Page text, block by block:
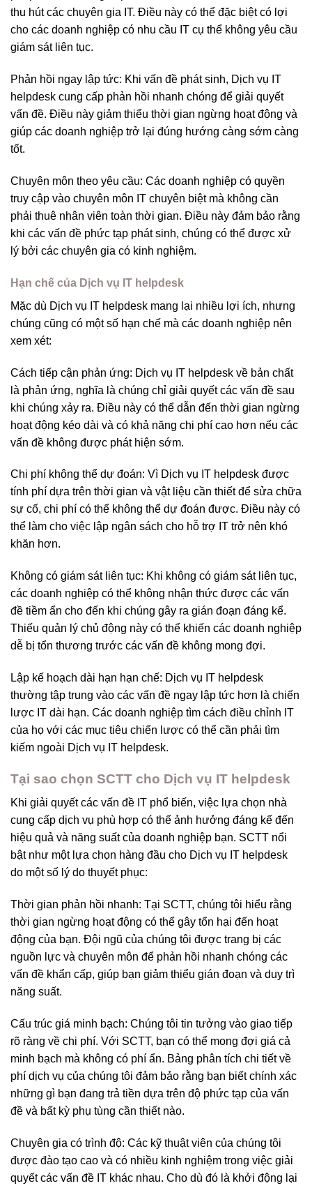
thu hút các chuyên gia IT. Điều này có thể đặc biệt có lợi
cho các doanh nghiệp có nhu cầu IT cụ thể không yêu cầu
giám sát liên tục.
Phản hồi ngay lập tức: Khi vấn đề phát sinh, Dịch vụ IT
helpdesk cung cấp phản hồi nhanh chóng để giải quyết
vấn đề. Điều này giảm thiểu thời gian ngừng hoạt động và
giúp các doanh nghiệp trở lại đúng hướng càng sớm càng
tốt.
Chuyên môn theo yêu cầu: Các doanh nghiệp có quyền
truy cập vào chuyên môn IT chuyên biệt mà không cần
phải thuê nhân viên toàn thời gian. Điều này đảm bảo rằng
khi các vấn đề phức tạp phát sinh, chúng có thể được xử
lý bởi các chuyên gia có kinh nghiệm.
Hạn chế của Dịch vụ IT helpdesk
Mặc dù Dịch vụ IT helpdesk mang lại nhiều lợi ích, nhưng
chúng cũng có một số hạn chế mà các doanh nghiệp nên
xem xét:
Cách tiếp cận phản ứng: Dịch vụ IT helpdesk về bản chất
là phản ứng, nghĩa là chúng chỉ giải quyết các vấn đề sau
khi chúng xảy ra. Điều này có thể dẫn đến thời gian ngừng
hoạt động kéo dài và có khả năng chi phí cao hơn nếu các
vấn đề không được phát hiện sớm.
Chi phí không thể dự đoán: Vì Dịch vụ IT helpdesk được
tính phí dựa trên thời gian và vật liệu cần thiết để sửa chữa
sự cố, chi phí có thể không thể dự đoán được. Điều này có
thể làm cho việc lập ngân sách cho hỗ trợ IT trở nên khó
khăn hơn.
Không có giám sát liên tục: Khi không có giám sát liên tục,
các doanh nghiệp có thể không nhận thức được các vấn
đề tiềm ẩn cho đến khi chúng gây ra gián đoạn đáng kể.
Thiếu quản lý chủ động này có thể khiến các doanh nghiệp
dễ bị tổn thương trước các vấn đề không mong đợi.
Lập kế hoạch dài hạn hạn chế: Dịch vụ IT helpdesk
thường tập trung vào các vấn đề ngay lập tức hơn là chiến
lược IT dài hạn. Các doanh nghiệp tìm cách điều chỉnh IT
của họ với các mục tiêu chiến lược có thể cần phải tìm
kiếm ngoài Dịch vụ IT helpdesk.
Tại sao chọn SCTT cho Dịch vụ IT helpdesk
Khi giải quyết các vấn đề IT phổ biến, việc lựa chọn nhà
cung cấp dịch vụ phù hợp có thể ảnh hưởng đáng kể đến
hiệu quả và năng suất của doanh nghiệp bạn. SCTT nổi
bật như một lựa chọn hàng đầu cho Dịch vụ IT helpdesk
do một số lý do thuyết phục:
Thời gian phản hồi nhanh: Tại SCTT, chúng tôi hiểu rằng
thời gian ngừng hoạt động có thể gây tổn hại đến hoạt
động của bạn. Đội ngũ của chúng tôi được trang bị các
nguồn lực và chuyên môn để phản hồi nhanh chóng các
vấn đề khẩn cấp, giúp bạn giảm thiểu gián đoạn và duy trì
năng suất.
Cấu trúc giá minh bạch: Chúng tôi tin tưởng vào giao tiếp
rõ ràng về chi phí. Với SCTT, bạn có thể mong đợi giá cả
minh bạch mà không có phí ẩn. Bảng phân tích chi tiết về
phí dịch vụ của chúng tôi đảm bảo rằng bạn biết chính xác
những gì bạn đang trả tiền dựa trên độ phức tạp của vấn
đề và bất kỳ phụ tùng cần thiết nào.
Chuyên gia có trình độ: Các kỹ thuật viên của chúng tôi
được đào tạo cao và có nhiều kinh nghiệm trong việc giải
quyết các vấn đề IT khác nhau. Cho dù đó là khởi động lại